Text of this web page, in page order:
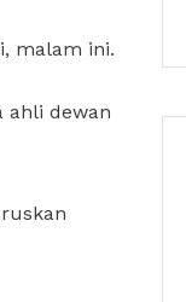
malam ini.
ahli dewan